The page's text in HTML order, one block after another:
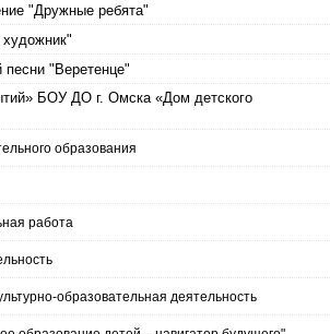
"Дружные ребята"
песни "Веретенце"
БОУ ДО г. Омска «Дом детского
образования
работа
образовательная деятельность